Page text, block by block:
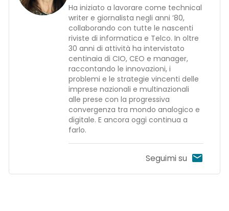
Ha iniziato a lavorare come technical
writer e giornalista negli anni ’80,
collaborando con tutte le nascenti
riviste di informatica e Telco. In oltre
30 anni di attività ha intervistato
centinaia di CIO, CEO e manager,
raccontando le innovazioni, i
problemi e le strategie vincenti delle
imprese nazionali e multinazionali
alle prese con la progressiva
convergenza tra mondo analogico e
digitale. E ancora oggi continua a
farlo.
Seguimi su